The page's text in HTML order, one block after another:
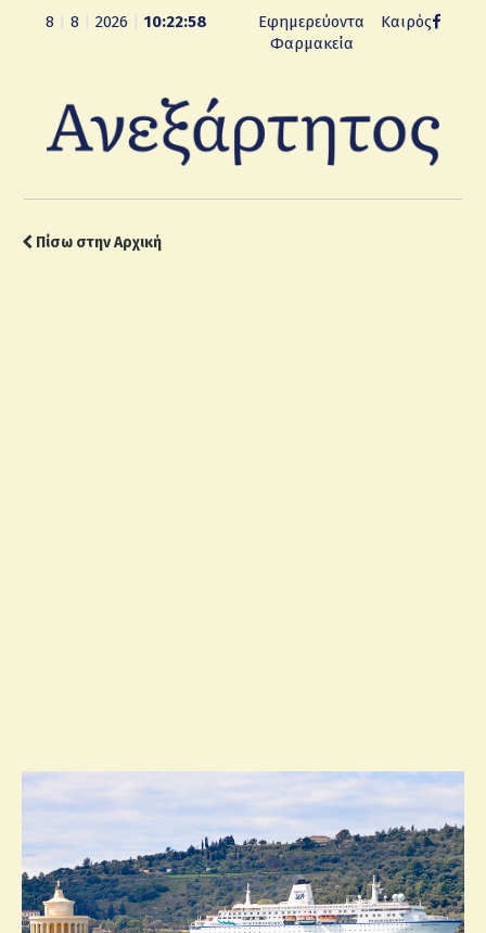
8 8 2026 10:23:00
Εφημερεύοντα
Φαρμακεία
Καιρός
Πίσω στην Αρχική